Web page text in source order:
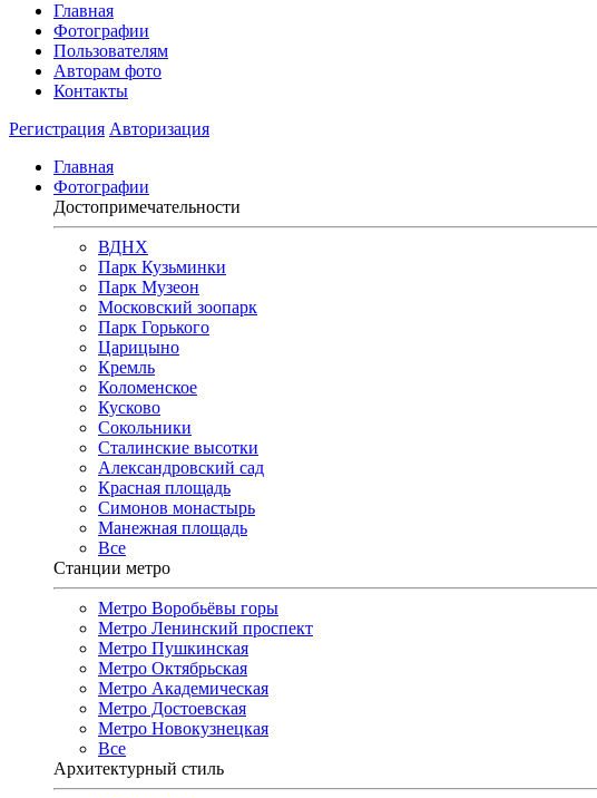
Главная
Фотографии
Пользователям
Авторам фото
Контакты
Регистрация Авторизация
Главная
Фотографии
Достопримечательности
ВДНХ
Парк Кузьминки
Парк Музеон
Московский зоопарк
Парк Горького
Царицыно
Кремль
Коломенское
Кусково
Сокольники
Сталинские высотки
Александровский сад
Красная площадь
Симонов монастырь
Манежная площадь
Все
Станции метро
Метро Воробьёвы горы
Метро Ленинский проспект
Метро Пушкинская
Метро Октябрьская
Метро Академическая
Метро Достоевская
Метро Новокузнецкая
Все
Архитектурный стиль